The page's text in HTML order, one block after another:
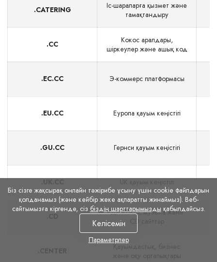
.CATERING
Іс-шараларға қызмет және
тамақтандыру
.CC
Кокос аралдары,
шіркеулер және ашық код
.EC.CC Э‑коммерс платформасы
.EU.CC Еуропа қауым кеңістігі
.GU.CC Гернси қауым кеңістігі
ДР Конго; музыка және
Қауымдастық, бизнес
Біз сізге жақсырақ онлайн тәжірибе ұсыну үшін cookie файлдарын
қолданамыз (және кейбір жеке ақпаратты жинаймыз). Веб-
сайтымызға кіргенде, сіз біздің шарттарымызды қабылдайсыз.
Келісемін
Параметрлер